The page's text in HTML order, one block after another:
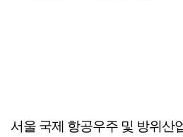
서울 국제 항공우주 및 방위산